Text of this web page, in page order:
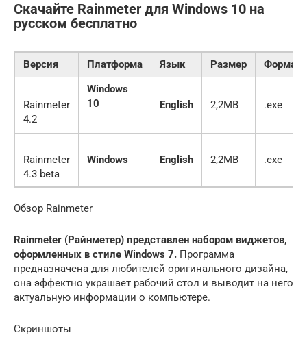
Скачайте Rainmeter для Windows 10 на
русском бесплатно
Версия Платформа Язык Размер Формат
Rainmeter
4.2
Windows
10
English 2,2MB .exe
Rainmeter
4.3 beta
Windows English 2,2MB .exe
Обзор Rainmeter
Rainmeter (Райнметер) представлен набором виджетов,
оформленных в стиле Windows 7. Программа
предназначена для любителей оригинального дизайна,
она эффектно украшает рабочий стол и выводит на него
актуальную информации о компьютере.
Скриншоты